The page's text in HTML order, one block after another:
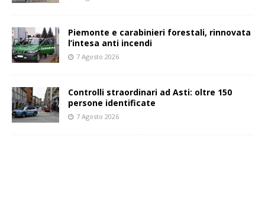
Piemonte e carabinieri forestali, rinnovata
l’intesa anti incendi
7 Agosto 2026
Controlli straordinari ad Asti: oltre 150
persone identificate
7 Agosto 2026